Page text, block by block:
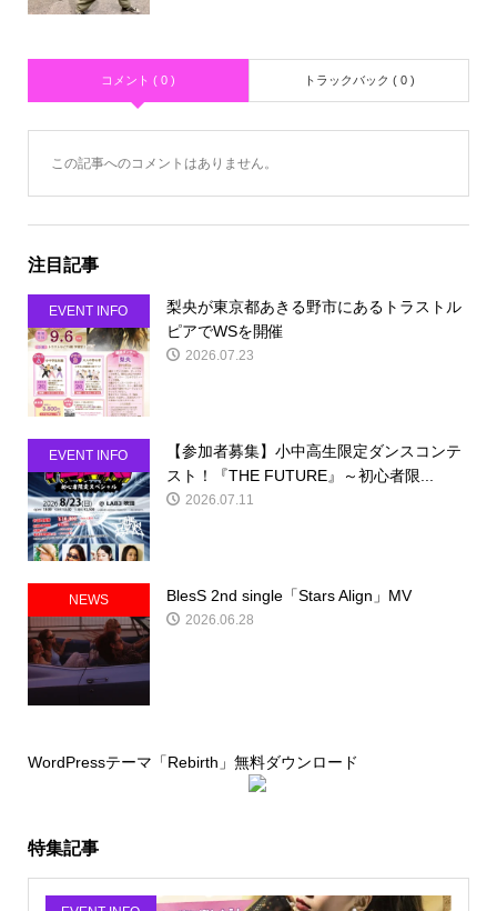
コメント ( 0 ) トラックバック ( 0 )
この記事へのコメントはありません。
注目記事
EVENT INFO
梨央が東京都あきる野市にあるトラストル
ピアでWSを開催
2026.07.23
EVENT INFO
【参加者募集】小中高生限定ダンスコンテ
スト！『THE FUTURE』～初心者限...
2026.07.11
NEWS BlesS 2nd single「Stars Align」MV
2026.06.28
WordPressテーマ「Rebirth」無料ダウンロード
特集記事